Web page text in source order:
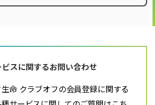
スに関するお問い合わせ
命 クラブオフの会員登録に関する